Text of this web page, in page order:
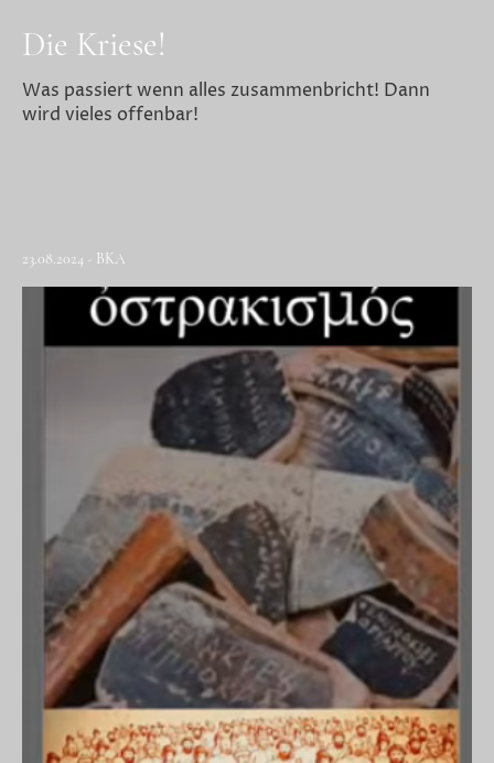
Die Kriese!
Was passiert wenn alles zusammenbricht! Dann
wird vieles offenbar!
23.08.2024 - BKA